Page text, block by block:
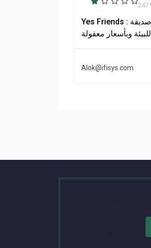
247
Yes Friends : أزياء صديقة
للبيئة وبأسعار معقولة
Alok@ifisys.com